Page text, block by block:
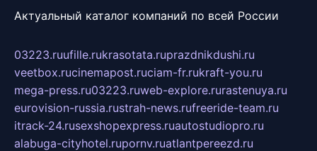
Актуальный каталог компаний по всей России
03223.ruufille.rukrasotata.ruprazdnikdushi.ru
veetbox.rucinemapost.ruciam-fr.rukraft-you.ru
mega-press.ru03223.ruweb-explore.rurastenuya.ru
eurovision-russia.rustrah-news.rufreeride-team.ru
itrack-24.rusexshopexpress.ruautostudiopro.ru
alabuga-cityhotel.rupornv.ruatlantpereezd.ru